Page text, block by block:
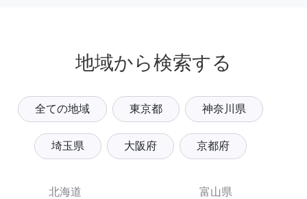
地域から検索する
全ての地域 東京都 神奈川県
埼玉県 大阪府 京都府
北海道
富山県